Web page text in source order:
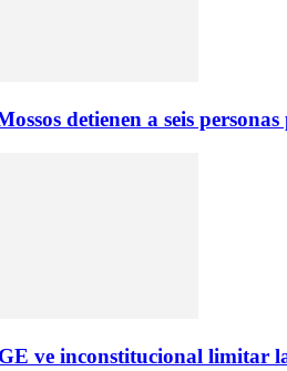
detienen a seis
ve inconstitucional limitar